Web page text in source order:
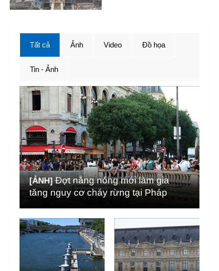
Tất cả
[ẢNH] Đợt nắng nóng mới làm gia
tăng nguy cơ cháy rừng tại Pháp
Ảnh Video Đồ họa
Tin - Ảnh